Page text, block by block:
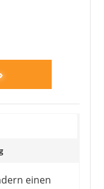
einen